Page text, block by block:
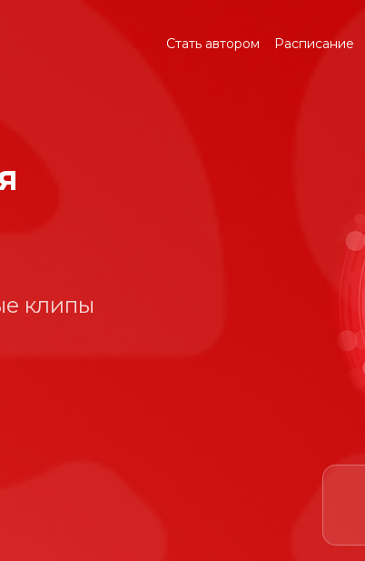
Стать автором Расписание
клипы